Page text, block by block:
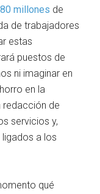
millones de
de trabajadores
estas
puestos de
ni imaginar en
en la
redacción de
servicios y,
a los
qué